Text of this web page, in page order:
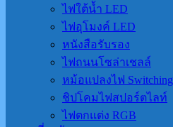
ไฟใต้น้ำ LED
ไฟอุโมงค์ LED
หนังสือรับรอง
ไฟถนนโซล่าเชลล์
หม้อแปลงไฟ Switching
ชิปโคมไฟสปอร์ตไลท์
ไฟตกแต่ง RGB